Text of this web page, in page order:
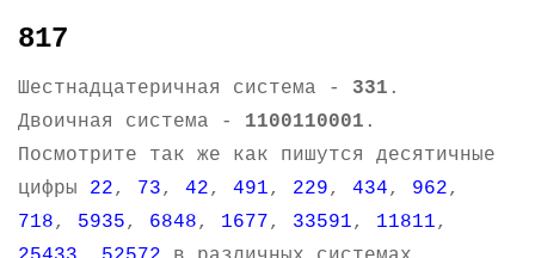
817
Шестнадцатеричная система - 331 .
Двоичная система - 1100110001 .
Посмотрите так же как пишутся десятичные
цифры 22, 73, 42, 491, 229, 434, 962,
718, 5935, 6848, 1677, 33591, 11811,